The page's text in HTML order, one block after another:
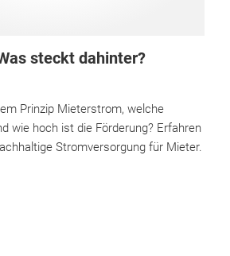
steckt dahinter?
Prinzip Mieterstrom, welche
wie hoch ist die Förderung? Erfahren
Stromversorgung für Mieter.